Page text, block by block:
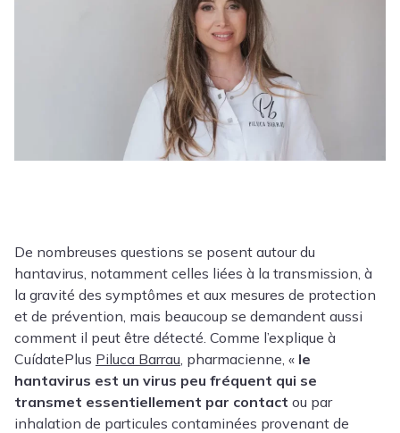
De nombreuses questions se posent autour du
hantavirus, notamment celles liées à la transmission, à
la gravité des symptômes et aux mesures de protection
et de prévention, mais beaucoup se demandent aussi
comment il peut être détecté. Comme l’explique à
CuídatePlus Piluca Barrau , pharmacienne, « le
hantavirus est un virus peu fréquent qui se
transmet essentiellement par contact ou par
inhalation de particules contaminées provenant de